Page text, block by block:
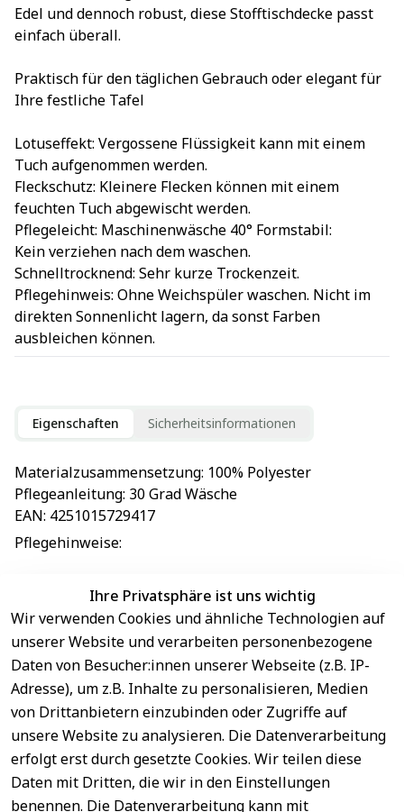
Edel und dennoch robust, diese Stofftischdecke passt
einfach überall.
Praktisch für den täglichen Gebrauch oder elegant für
Ihre festliche Tafel
Lotuseffekt: Vergossene Flüssigkeit kann mit einem
Tuch aufgenommen werden.
Fleckschutz: Kleinere Flecken können mit einem
feuchten Tuch abgewischt werden.
Pflegeleicht: Maschinenwäsche 40° Formstabil:
Kein verziehen nach dem waschen.
Schnelltrocknend: Sehr kurze Trockenzeit.
Pflegehinweis: Ohne Weichspüler waschen. Nicht im
direkten Sonnenlicht lagern, da sonst Farben
ausbleichen können.
Eigenschaften Sicherheitsinformationen
Materialzusammensetzung: 100% Polyester
Pflegeanleitung: 30 Grad Wäsche
EAN: 4251015729417
Pflegehinweise:
EU-Verantwortliche Person - klicken Sie für Details
Ihre Privatsphäre ist uns wichtig
Wir verwenden Cookies und ähnliche Technologien auf
unserer Website und verarbeiten personenbezogene
Daten von Besucher:innen unserer Webseite (z.B. IP-
Adresse), um z.B. Inhalte zu personalisieren, Medien
von Drittanbietern einzubinden oder Zugriffe auf
unsere Website zu analysieren. Die Datenverarbeitung
erfolgt erst durch gesetzte Cookies. Wir teilen diese
Daten mit Dritten, die wir in den Einstellungen
benennen. Die Datenverarbeitung kann mit